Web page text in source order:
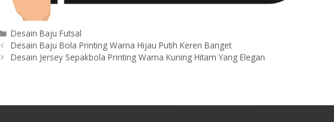
Categories
Desain Baju Futsal
Post
navigation
Desain Baju Bola Printing Warna Hijau Putih Keren Banget
Desain Jersey Sepakbola Printing Warna Kuning Hitam Yang Elegan